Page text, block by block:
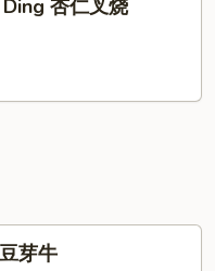
杏仁叉烧
芽牛